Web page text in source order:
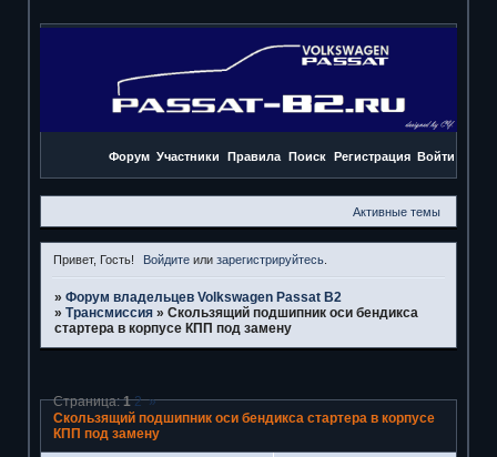
Форум Участники Правила Поиск Регистрация Войти
Активные темы
Привет, Гость! Войдите илизарегистрируйтесь
» Форум владельцев Volkswagen Passat B2
» Трансмиссия » Скользящий подшипник оси бендикса
стартера в корпусе КПП под замену
Скользящий подшипник оси бендикса стартера в корпусе
КПП под замену
Страница:1 2 »